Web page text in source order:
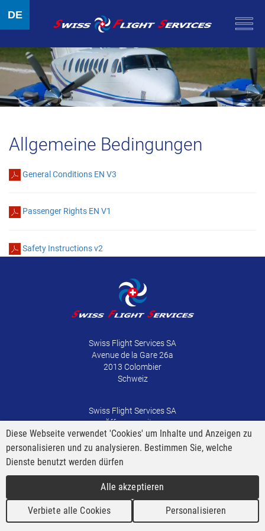
DE
Allgemeine Bedingungen
General Conditions EN V3
Passenger Rights EN V1
Safety Instructions v2
Swiss Flight Services SA
Avenue de la Gare 26a
2013 Colombier
Schweiz
Swiss Flight Services SA
Öffnungszeiten
Mon-Donners: 8h-12h und 13h30-17h
Freitag: 8h-12h und 13h30-16h30
Telefon:+41 (0)32 841 38 00
Fax +41 (0)32 841 38 84
info@sfsaviation.ch
www.sfsaviation.ch
Diese Webseite verwendet 'Cookies' um Inhalte und Anzeigen zu
personalisieren und zu analysieren. Bestimmen Sie, welche
Dienste benutzt werden dürfen
Alle akzeptieren
Verbiete alle Cookies Personalisieren